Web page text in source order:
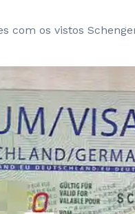
os vistos